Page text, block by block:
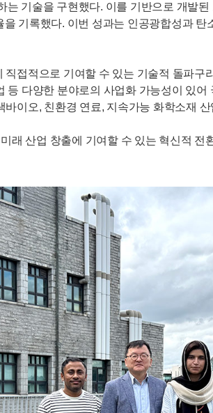
기술을 구현했다. 이를 기반으로 개발
기록했다. 이번 성과는 인공광합성과
접적으로 기여할 수 있는 기술적 돌파
다양한 분야로의 사업화 가능성이 있
이오, 친환경 연료, 지속가능 화학소재
래 산업 창출에 기여할 수 있는 혁신적